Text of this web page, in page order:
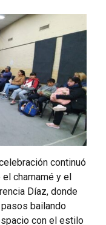
continuó
chamamé y el
Díaz, donde
bailando
con el estilo